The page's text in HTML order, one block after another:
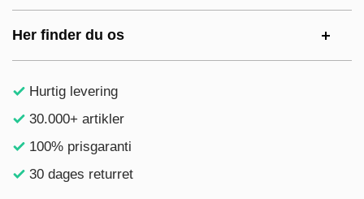
Her finder du os
Hurtig levering
30.000+ artikler
100% prisgaranti
30 dages returret